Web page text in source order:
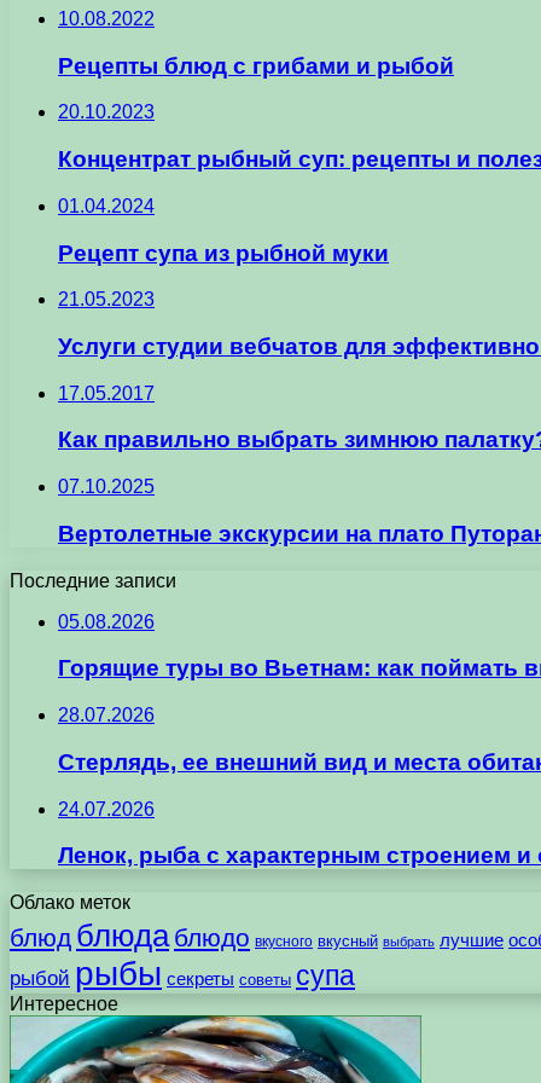
10.08.2022
Рецепты блюд с грибами и рыбой
20.10.2023
Концентрат рыбный суп: рецепты и
01.04.2024
Рецепт супа из рыбной муки
21.05.2023
Услуги студии вебчатов для
17.05.2017
Как правильно выбрать зимнюю
07.10.2025
Вертолетные экскурсии на плато
Последние записи
05.08.2026
Горящие туры во Вьетнам: как поймать
28.07.2026
Стерлядь, ее внешний вид и места
24.07.2026
Ленок, рыба с характерным строением
Облако меток
блюд блюда блюдо вкусного вкусный выбрать лучшие
рыбой рыбы секреты советы супа
Интересное